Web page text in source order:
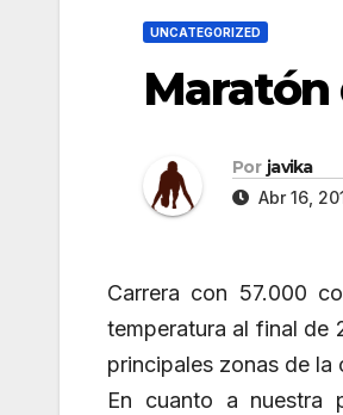
UNCATEGORIZED
Maratón
Por javika
Abr 16,
Carrera con 57.000
temperatura al final de
principales zonas de la
En cuanto a nuestra